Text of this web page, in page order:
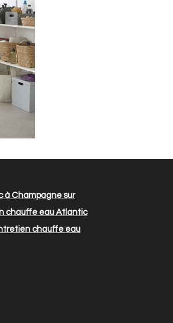
Champagne sur
chauffe eau Atlantic
chauffe eau